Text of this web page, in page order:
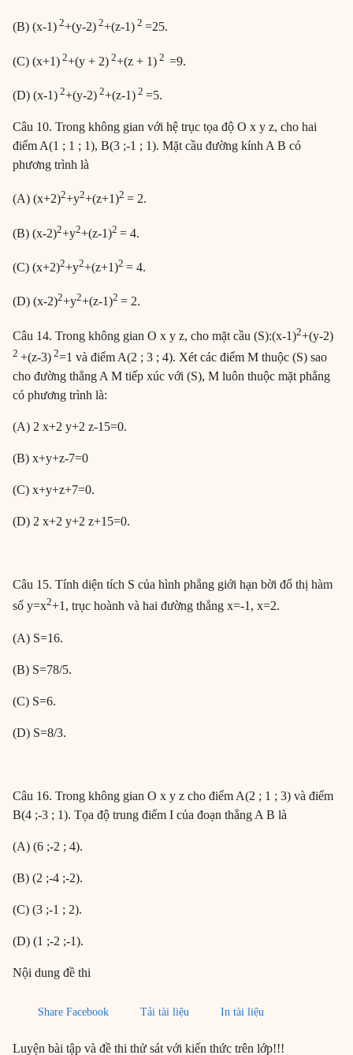
(B) (x-1) 2+(y-2) 2+(z-1) 2 =25.
(C) (x+1) 2+(y + 2) 2+(z + 1) 2 =9.
(D) (x-1) 2+(y-2) 2+(z-1) 2 =5.
Câu 10. Trong không gian với hệ trục tọa độ O x y z, cho hai
điểm A(1 ; 1 ; 1), B(3 ;-1 ; 1). Mặt cầu đường kính A B có
phương trình là
(A) (x+2)2+y2+(z+1)2 = 2.
(B) (x-2)2+y2+(z-1)2 = 4.
(C) (x+2)2+y2+(z+1)2 = 4.
(D) (x-2)2+y2+(z-1)2 = 2.
Câu 14. Trong không gian O x y z, cho mặt cầu (S):(x-1)2+(y-2)
2 +(z-3) 2=1 và điểm A(2 ; 3 ; 4). Xét các điểm M thuộc (S) sao
cho đường thẳng A M tiếp xúc với (S), M luôn thuộc mặt phẳng
có phương trình là:
(A) 2 x+2 y+2 z-15=0.
(B) x+y+z-7=0
(C) x+y+z+7=0.
(D) 2 x+2 y+2 z+15=0.
Câu 15. Tính diện tích S của hình phẳng giới hạn bời đổ thị hàm
số y=x2+1, trục hoành và hai đường thẳng x=-1, x=2.
(A) S=16.
(B) S=78/5.
(C) S=6.
(D) S=8/3.
Câu 16. Trong không gian O x y z cho điểm A(2 ; 1 ; 3) và điểm
B(4 ;-3 ; 1). Tọa độ trung điểm I của đoạn thẳng A B là
(A) (6 ;-2 ; 4).
(B) (2 ;-4 ;-2).
(C) (3 ;-1 ; 2).
(D) (1 ;-2 ;-1).
Nội dung đề thi
Share Facebook Tải tài liệu In tài liệu
Luyện bài tập và đề thi thử sát với kiến thức trên lớp!!!